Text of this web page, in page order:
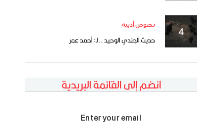
نصوص أدبية
حديث الجندي الوحيد ..لـ: أحمد عمر
انضم إلى القائمة البريدية